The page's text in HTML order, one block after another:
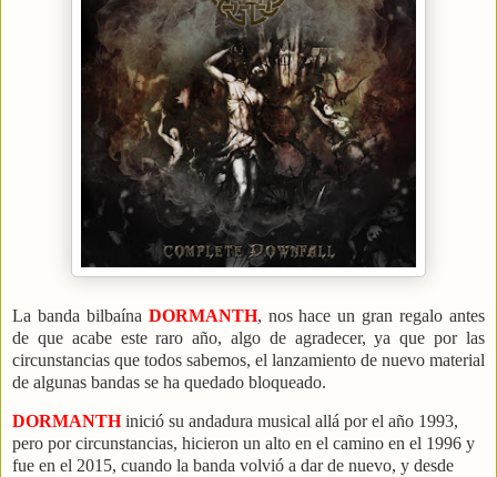
La banda bilbaína DORMANTH, nos hace un gran regalo antes
de que acabe este raro año, algo de agradecer, ya que por las
circunstancias que todos sabemos, el lanzamiento de nuevo material
de algunas bandas se ha quedado bloqueado.
DORMANTHinició su andadura musical allá por el año 1993,
pero por circunstancias, hicieron un alto en el camino en el 1996 y
fue en el 2015, cuando la banda volvió a dar de nuevo, y desde